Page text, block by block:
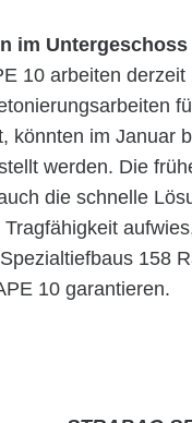
im
10 arbeiten
könnten im Januar
werden. Die
die schnelle
158
10 garantieren.